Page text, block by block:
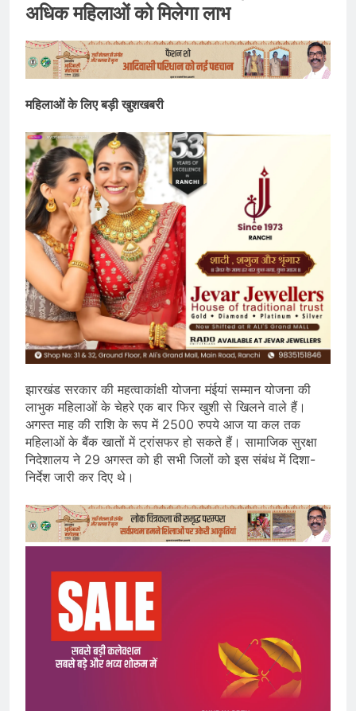
अधिक महिलाओं को मिलेगा लाभ
महिलाओं के लिए बड़ी खुशखबरी
झारखंड सरकार की महत्वाकांक्षी योजना मंईयां सम्मान योजना की
लाभुक महिलाओं के चेहरे एक बार फिर खुशी से खिलने वाले हैं।
अगस्त माह की राशि के रूप में 2500 रुपये आज या कल तक
महिलाओं के बैंक खातों में ट्रांसफर हो सकते हैं। सामाजिक सुरक्षा
निदेशालय ने 29 अगस्त को ही सभी जिलों को इस संबंध में दिशा-
निर्देश जारी कर दिए थे।